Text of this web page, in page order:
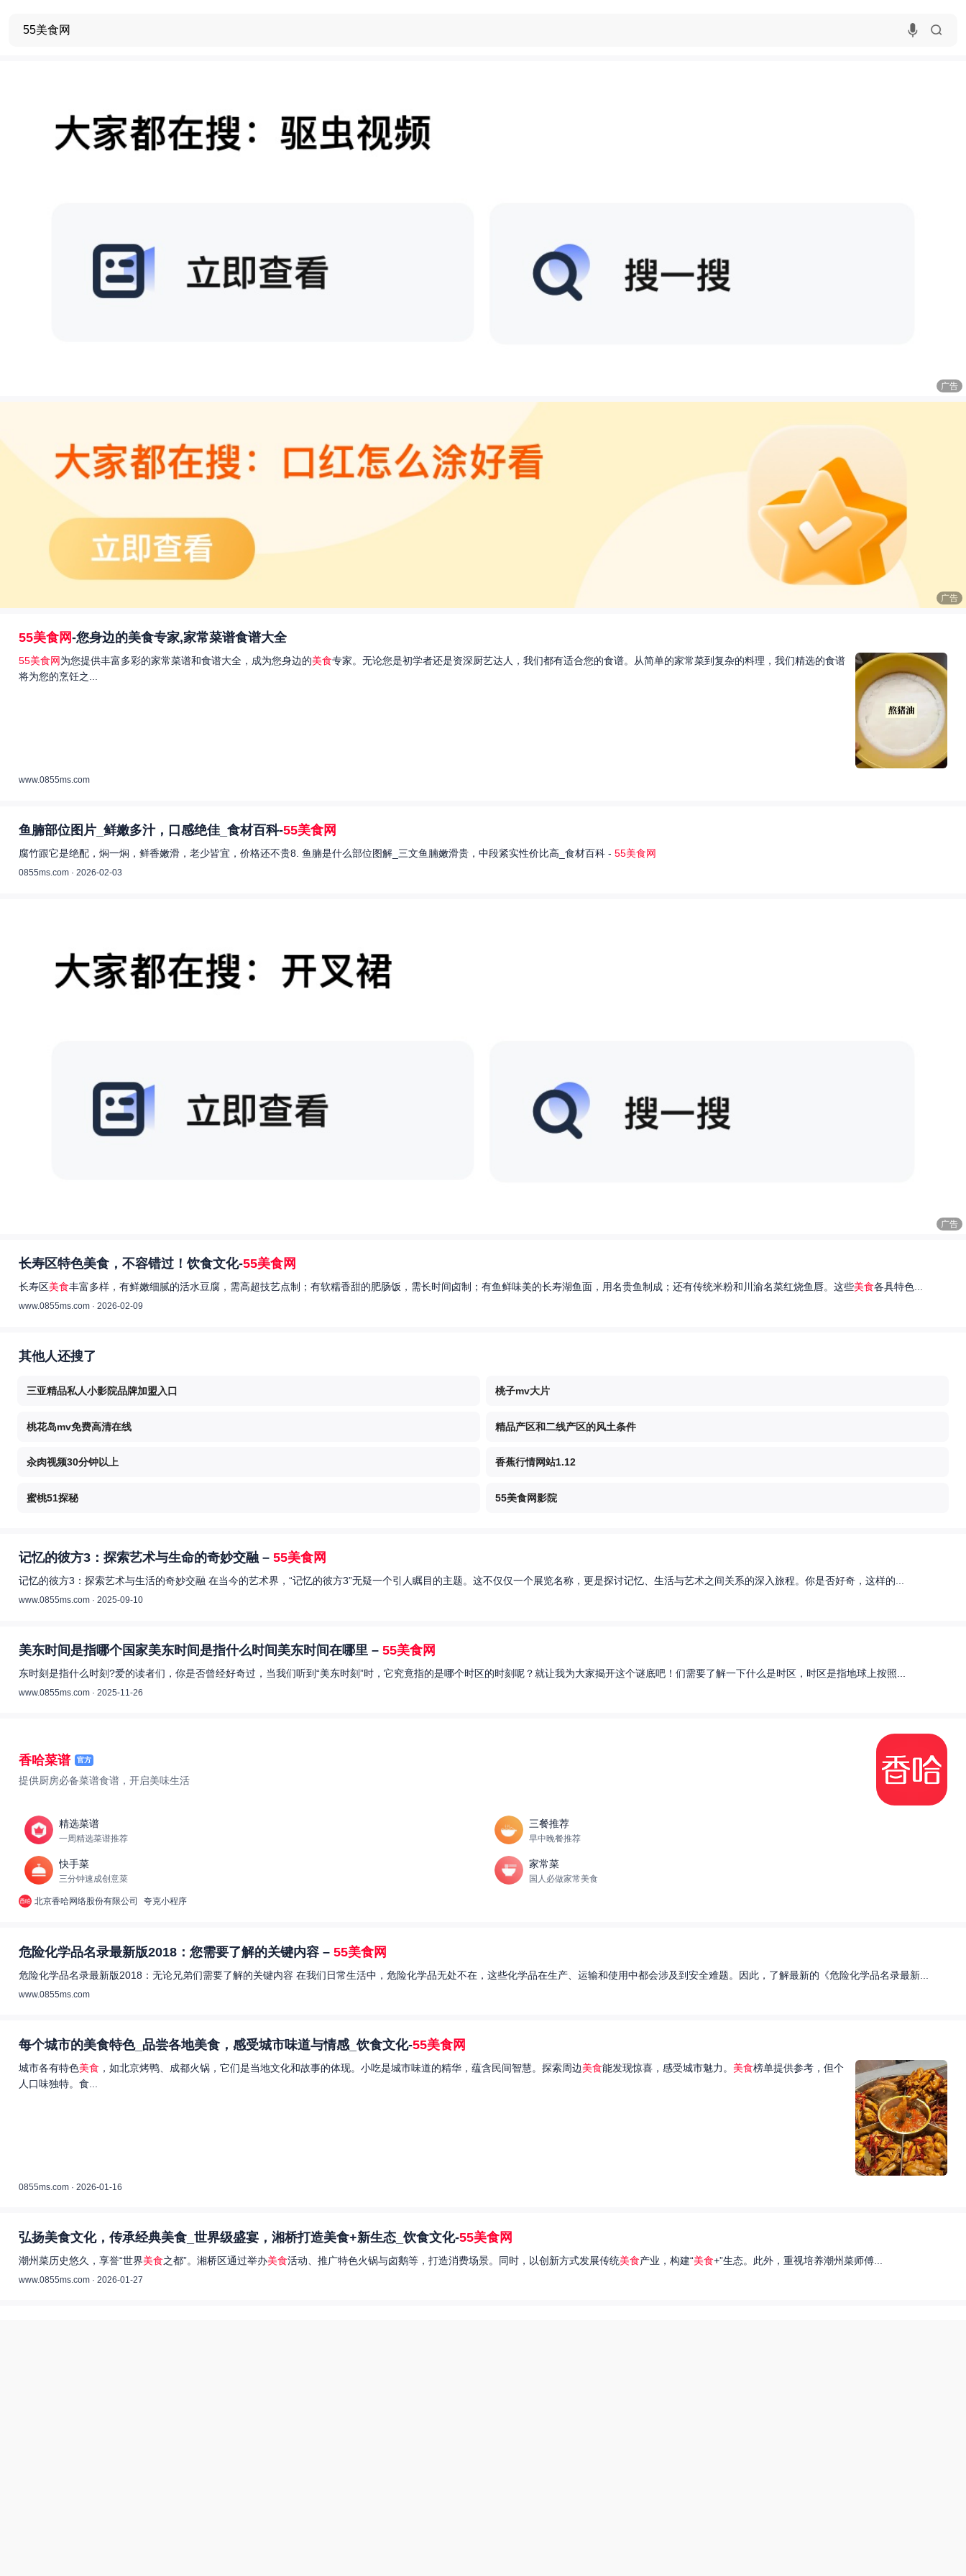
广告
广告
55美食网-您身边的美食专家,家常菜谱食谱大全
55美食网为您提供丰富多彩的家常菜谱和食谱大全，成为您身边的美食专家。无论您是初学者还是资深厨艺达人，我们都有适合您的食谱。从简单的家常菜到复杂的料理，我们精选的食谱
将为您的烹饪之...
www.0855ms.com
鱼腩部位图片_鲜嫩多汁，口感绝佳_食材百科-55美食网
腐竹跟它是绝配，焖一焖，鲜香嫩滑，老少皆宜，价格还不贵8. 鱼腩是什么部位图解_三文鱼腩嫩滑贵，中段紧实性价比高_食材百科 - 55美食网
0855ms.com · 2026-02-03
广告
长寿区特色美食，不容错过！饮食文化-55美食网
长寿区美食丰富多样，有鲜嫩细腻的活水豆腐，需高超技艺点制；有软糯香甜的肥肠饭，需长时间卤制；有鱼鲜味美的长寿湖鱼面，用名贵鱼制成；还有传统米粉和川渝名菜红烧鱼唇。这些美食各具特色...
www.0855ms.com · 2026-02-09
其他人还搜了
三亚精品私人小影院品牌加盟入口 桃子mv大片
桃花岛mv免费高清在线 精品产区和二线产区的风土条件
汆肉视频30分钟以上 香蕉行情网站1.12
蜜桃51探秘 55美食网影院
记忆的彼方3：探索艺术与生命的奇妙交融 – 55美食网
记忆的彼方3：探索艺术与生活的奇妙交融 在当今的艺术界，“记忆的彼方3”无疑一个引人瞩目的主题。这不仅仅一个展览名称，更是探讨记忆、生活与艺术之间关系的深入旅程。你是否好奇，这样的...
www.0855ms.com · 2025-09-10
美东时间是指哪个国家美东时间是指什么时间美东时间在哪里 – 55美食网
东时刻是指什么时刻?爱的读者们，你是否曾经好奇过，当我们听到“美东时刻”时，它究竟指的是哪个时区的时刻呢？就让我为大家揭开这个谜底吧！们需要了解一下什么是时区，时区是指地球上按照...
www.0855ms.com · 2025-11-26
香哈菜谱 官方
提供厨房必备菜谱食谱，开启美味生活
精选菜谱
一周精选菜谱推荐
三餐推荐
早中晚餐推荐
快手菜
三分钟速成创意菜
家常菜
国人必做家常美食
北京香哈网络股份有限公司 夸克小程序
危险化学品名录最新版2018：您需要了解的关键内容 – 55美食网
危险化学品名录最新版2018：无论兄弟们需要了解的关键内容 在我们日常生活中，危险化学品无处不在，这些化学品在生产、运输和使用中都会涉及到安全难题。因此，了解最新的《危险化学品名录最新...
www.0855ms.com
每个城市的美食特色_品尝各地美食，感受城市味道与情感_饮食文化-55美食网
城市各有特色美食 ，如北京烤鸭、成都火锅，它们是当地文化和故事的体现。小吃是城市味道的精华，蕴含民间智慧。探索周边美食能发现惊喜，感受城市魅力。 美食榜单提供参考，但个
人口味独特。食...
0855ms.com · 2026-01-16
弘扬美食文化，传承经典美食_世界级盛宴，湘桥打造美食+新生态_饮食文化-55美食网
潮州菜历史悠久，享誉“世界美食之都”。湘桥区通过举办美食活动、推广特色火锅与卤鹅等，打造消费场景。同时，以创新方式发展传统美食产业，构建“美食+”生态。此外，重视培养潮州菜师傅...
www.0855ms.com · 2026-01-27